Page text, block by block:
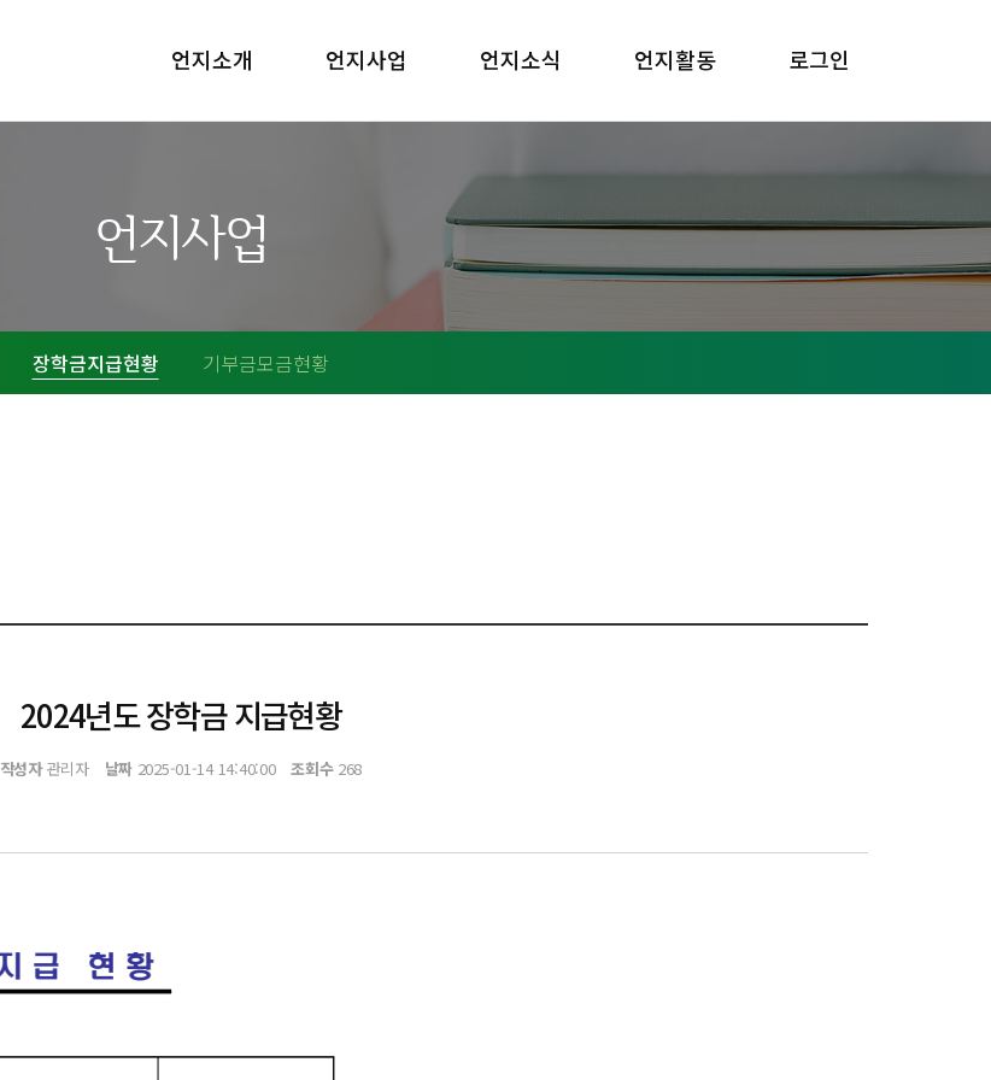
언지소개 언지사업 언지소식 언지활동 로그인
언지사업
장학금지급현황 기부금모금현황
2024년도 장학금 지급현황
작성자관리자 날짜 2025-01-14 14:40:00 조회수268